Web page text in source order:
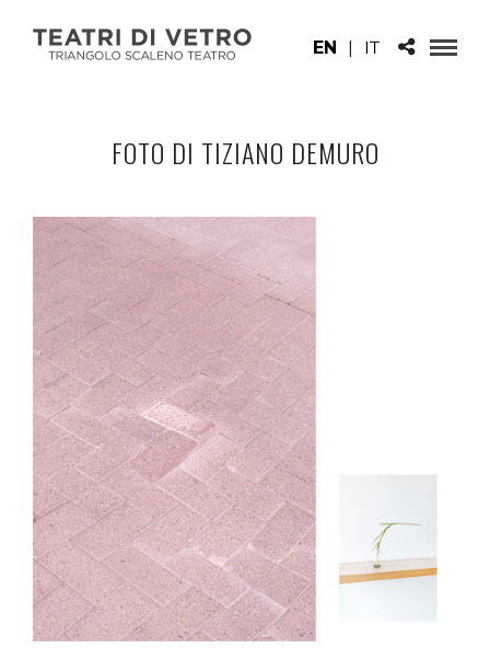
EN | IT
FOTO DI TIZIANO DEMURO